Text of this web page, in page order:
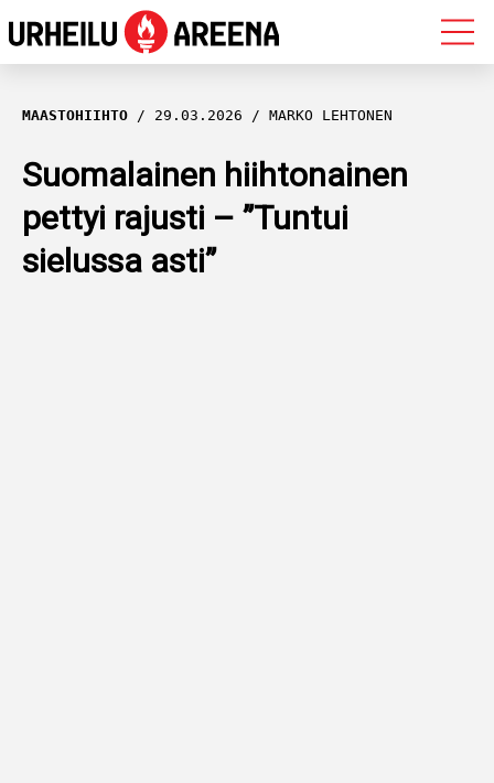
OLYMPIALAISET
MAASTOHIIHTO
AMPUMAHIIHTO
YLEISURHEILU
MAASTOHIIHTO 29.03.2026 MARKO LEHTONEN
Suomalainen hiihtonainen
pettyi rajusti – ”Tuntui
sielussa asti”